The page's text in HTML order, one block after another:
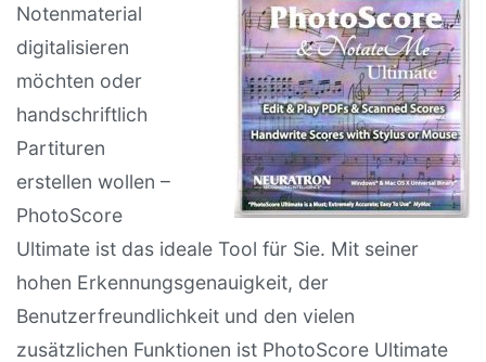
Notenmaterial
digitalisieren
möchten oder
handschriftlich
Partituren
erstellen wollen –
PhotoScore
Ultimate ist das ideale Tool für Sie. Mit seiner
hohen Erkennungsgenauigkeit, der
Benutzerfreundlichkeit und den vielen
zusätzlichen Funktionen ist PhotoScore Ultimate